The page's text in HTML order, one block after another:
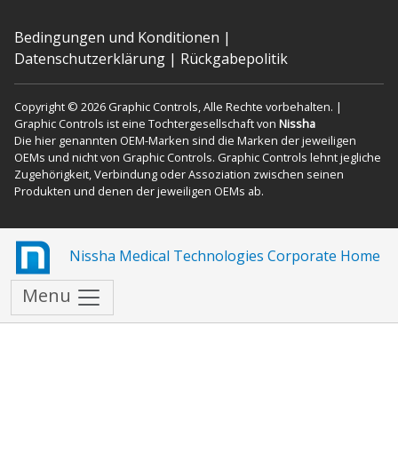
Bedingungen und Konditionen |
Datenschutzerklärung | Rückgabepolitik
Copyright © 2026 Graphic Controls, Alle Rechte vorbehalten. |
Graphic Controls ist eine Tochtergesellschaft von Nissha
Die hier genannten OEM-Marken sind die Marken der jeweiligen
OEMs und nicht von Graphic Controls. Graphic Controls lehnt jegliche
Zugehörigkeit, Verbindung oder Assoziation zwischen seinen
Produkten und denen der jeweiligen OEMs ab.
Nissha Medical Technologies Corporate Home
Menu